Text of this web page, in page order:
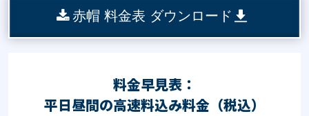
赤帽 料金表 ダウンロード
料金早見表：
平日昼間の高速料込み料金（税込）